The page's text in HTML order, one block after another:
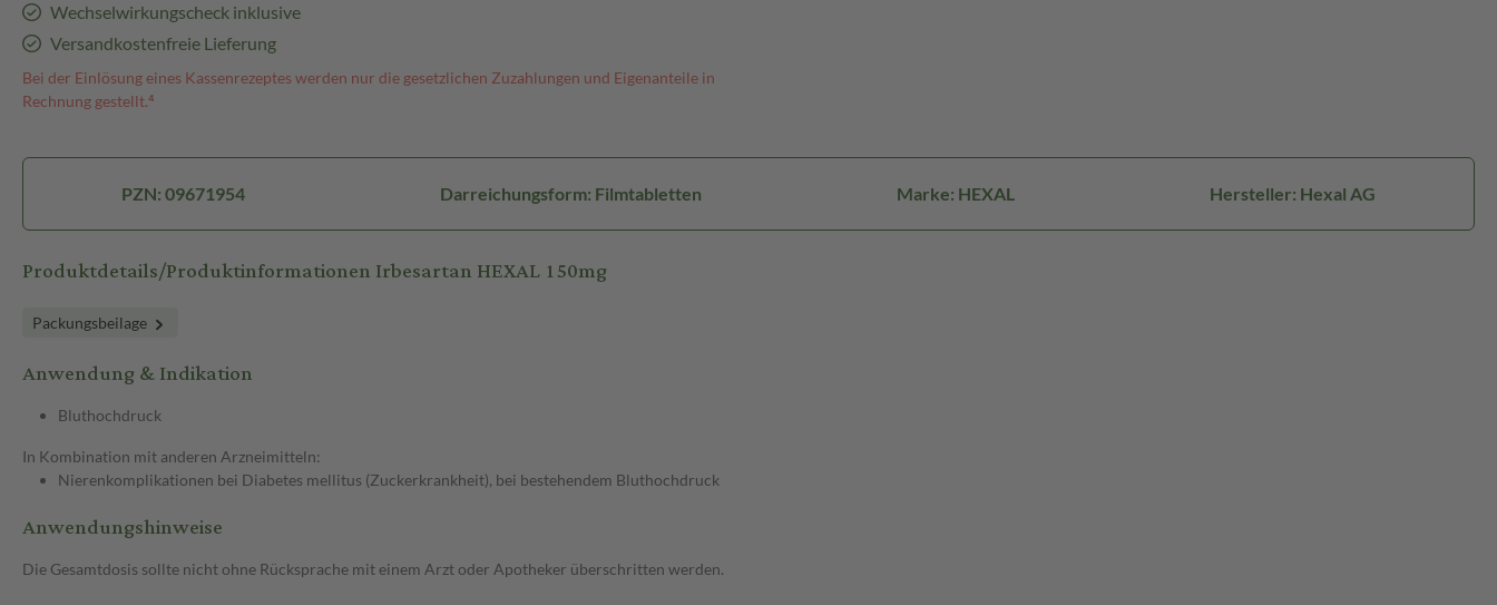
Wechselwirkungscheck inklusive
Versandkostenfreie Lieferung
Bei der Einlösung eines Kassenrezeptes werden nur die gesetzlichen Zuzahlungen und Eigenanteile in
Rechnung gestellt.⁴
PZN: 09671954 Darreichungsform: Filmtabletten Marke: HEXAL Hersteller: Hexal AG
Produktdetails/Produktinformationen Irbesartan HEXAL 150mg
Packungsbeilage
Anwendung & Indikation
Bluthochdruck
In Kombination mit anderen Arzneimitteln:
Nierenkomplikationen bei Diabetes mellitus (Zuckerkrankheit), bei bestehendem Bluthochdruck
Anwendungshinweise
Die Gesamtdosis sollte nicht ohne Rücksprache mit einem Arzt oder Apotheker überschritten werden.